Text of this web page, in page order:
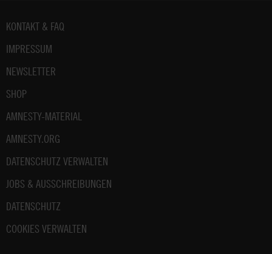
Fußbereich
KONTAKT & FAQ
IMPRESSUM
NEWSLETTER
SHOP
AMNESTY-MATERIAL
AMNESTY.ORG
DATENSCHUTZ VERWALTEN
JOBS & AUSSCHREIBUNGEN
DATENSCHUTZ
COOKIES VERWALTEN